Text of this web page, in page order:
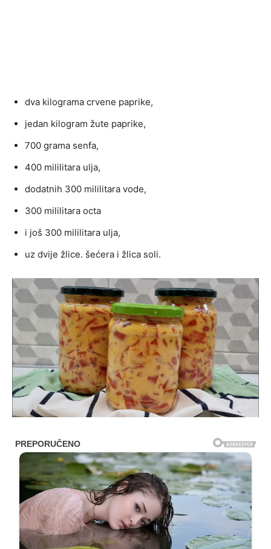
dva kilograma crvene paprike,
jedan kilogram žute paprike,
700 grama senfa,
400 mililitara ulja,
dodatnih 300 mililitara vode,
300 mililitara octa
i još 300 mililitara ulja,
uz dvije žlice. šećera i žlica soli.